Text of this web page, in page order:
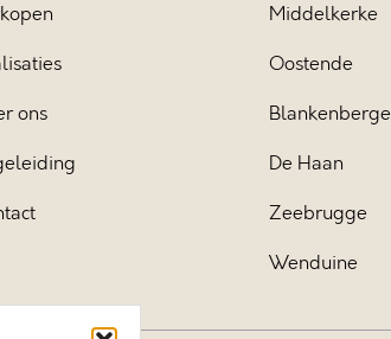
ons
Middelkerke
Oostende
Blankenberge
De Haan
Zeebrugge
Wenduine